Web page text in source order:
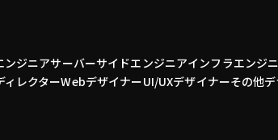
ンジニアサーバーサイドエンジニアインフラエンジ
ィレクターWebデザイナーUI/UXデザイナーその他